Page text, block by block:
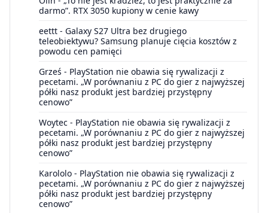
darmo”. RTX 3050 kupiony w cenie kawy
eettt - Galaxy S27 Ultra bez drugiego
teleobiektywu? Samsung planuje cięcia kosztów z
powodu cen pamięci
Grześ - PlayStation nie obawia się rywalizacji z
pecetami. „W porównaniu z PC do gier z najwyższej
półki nasz produkt jest bardziej przystępny
cenowo”
Woytec - PlayStation nie obawia się rywalizacji z
pecetami. „W porównaniu z PC do gier z najwyższej
półki nasz produkt jest bardziej przystępny
cenowo”
Karololo - PlayStation nie obawia się rywalizacji z
pecetami. „W porównaniu z PC do gier z najwyższej
półki nasz produkt jest bardziej przystępny
cenowo”